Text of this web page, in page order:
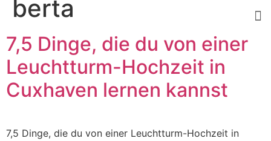
berta
7,5 Dinge, die du von einer
Leuchtturm-Hochzeit in
Cuxhaven lernen kannst
7,5 Dinge, die du von einer Leuchtturm-Hochzeit in